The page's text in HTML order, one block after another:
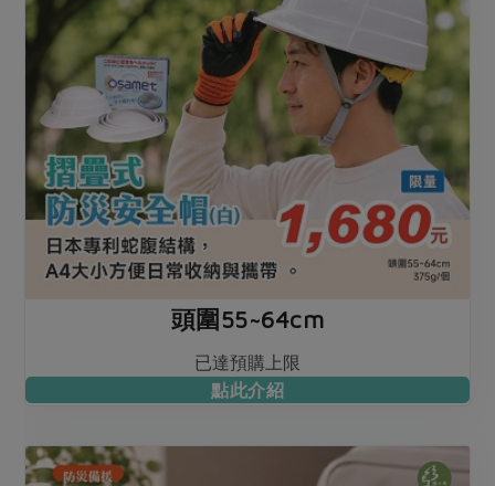
頭圍55~64cm
已達預購上限
點此介紹